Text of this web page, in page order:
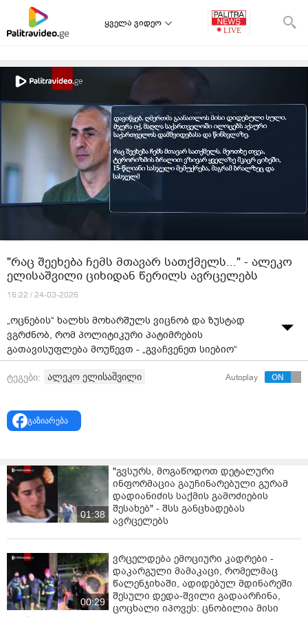
ყველა ვიდეო
"რაც შეეხება ჩემს მთავარ სათქმელს..." - ალეკო
ელისაშვილი ციხიდან წერილს ავრცელებს
16:22 / 24-03-2026
„ოცნების“ ხალხს მოხარშულს ვიცნობ და ზუსტად
ვგრძნობ, რომ პოლიტიკური პატიმრების
გათავისუფლება მოუწევთ - „გვაჩვენეთ სიებიო“
გაიძახიან დღე და ღამ, რაც ნიშნავს, რომ თავისი სია
მზად აქვთ, მაგრამ თითოეულ პატიმარზე ვაჭრობას
ნაცარში ჩავუგდო და ვთქვა ხმამაღლა: მე, ალეკო
ელისაშვილი, უარს ვამბობ ჩემი სახელის და გვარის
განმიხილოთ პოლიტიკური პატიმრების არანაირ
სიაში, - ამის შესახებ „ლელო-ძლიერი საქართველოს“
ერთ-ერთი ლიდერის, ალეკო ელისაშვილის მიერ
პენიტენციური დაწესებულებიდან გამოგზავნილ
წერილშია ნათქვამი.
სიყვარულისთვის და უსამართლობასთან ბრძოლის
გამო ზის ციხეში, ხოლო ეს პატივია და არა სასჯელი“.
„უპირველესად, ყველას მოგესალმებით! ამ სტატუსს
ტეგები: ალეკო ელისაშვილი Autoplay
გაზიარება
01:38
"გვსურს, მოგაწოდოთ დეტალური
ინფორმაცია გაუჩინარებული გურამ
დადიანიძის საქმის გამოძიების
შესახებ" - შსს განცხადებას
ავრცელებს
00:29
ვრცელდება ემოციური კადრები -
დაკარგული მამაკაცი, რომელმაც
წალენჯიხაში, ადიდებულ მდინარეში
შესული დედა-შვილი გადაარჩინა,
ცოცხალი იპოვეს: ცნობილია მისი